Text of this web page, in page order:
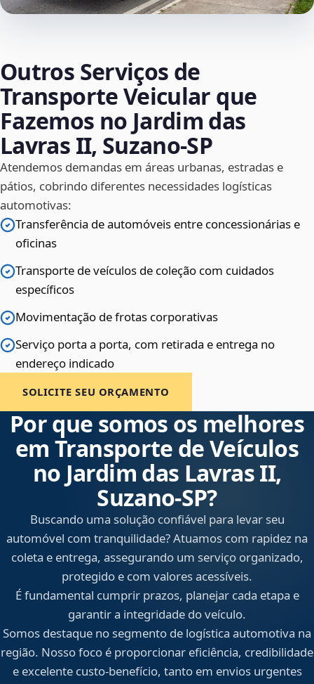
Outros Serviços de
Transporte Veicular que
Fazemos no Jardim das
Lavras II, Suzano‑SP
Atendemos demandas em áreas urbanas, estradas e
pátios, cobrindo diferentes necessidades logísticas
automotivas:
Transferência de automóveis entre concessionárias e
oficinas
Transporte de veículos de coleção com cuidados
específicos
Movimentação de frotas corporativas
Serviço porta a porta, com retirada e entrega no
endereço indicado
SOLICITE SEU ORÇAMENTO
Por que somos os melhores
em Transporte de Veículos
no Jardim das Lavras II,
Suzano‑SP?
Buscando uma solução confiável para levar seu
automóvel com tranquilidade? Atuamos com rapidez na
coleta e entrega, assegurando um serviço organizado,
protegido e com valores acessíveis.
É fundamental cumprir prazos, planejar cada etapa e
garantir a integridade do veículo.
Somos destaque no segmento de logística automotiva na
região. Nosso foco é proporcionar eficiência, credibilidade
e excelente custo-benefício, tanto em envios urgentes